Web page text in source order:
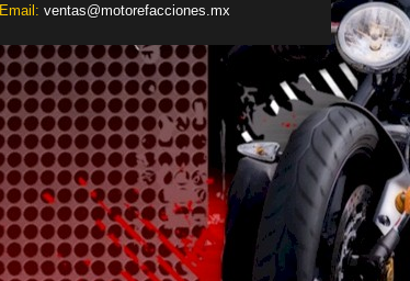
Email: ventas@motorefacciones.mx